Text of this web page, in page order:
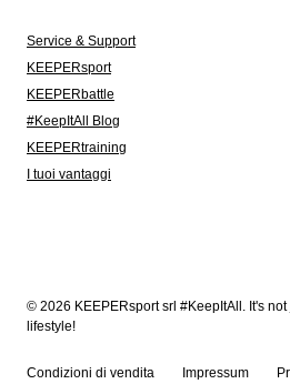
Service & Support
KEEPERsport
KEEPERbattle
#KeepItAll Blog
KEEPERtraining
I tuoi vantaggi
© 2026 KEEPERsport srl #KeepItAll. It's
lifestyle!
Condizioni di vendita Impressum